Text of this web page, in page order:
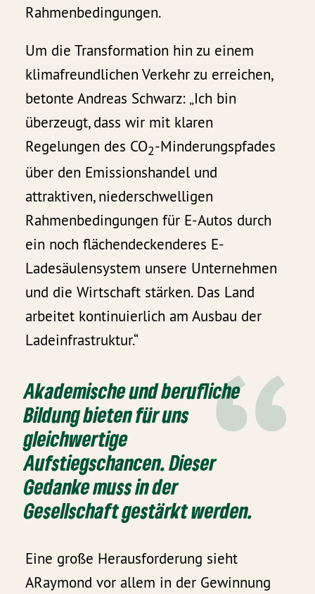
Rahmenbedingungen.
Um die Transformation hin zu einem
klimafreundlichen Verkehr zu erreichen,
betonte Andreas Schwarz: „Ich bin
überzeugt, dass wir mit klaren
Regelungen des CO2-Minderungspfades
über den Emissionshandel und
attraktiven, niederschwelligen
Rahmenbedingungen für E-Autos durch
ein noch flächendeckenderes E-
Ladesäulensystem unsere Unternehmen
und die Wirtschaft stärken. Das Land
arbeitet kontinuierlich am Ausbau der
Ladeinfrastruktur.“
Akademische und berufliche
Bildung bieten für uns
gleichwertige
Aufstiegschancen. Dieser
Gedanke muss in der
Gesellschaft gestärkt werden.
Eine große Herausforderung sieht
ARaymond vor allem in der Gewinnung